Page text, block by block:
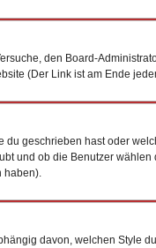
den Board-
(Der Link ist am Ende
geschrieben hast oder
und ob die Benutzer
haben).
davon, welchen Style